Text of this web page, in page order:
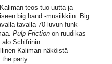
teos tuo uutta ja
big band -musiikkiin. Big
tavalla 70-luvun funk-
Pulp Frictionon ruudikas
Schifrinin
Kaliman näköistä
party.